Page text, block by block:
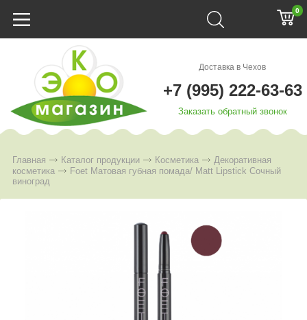
0
Доставка в Чехов
+7 (995) 222-63-63
Заказать обратный звонок
Главная Каталог продукции Косметика
Декоративная
косметика
Foet Матовая губная помада/ Matt Lipstick Сочный
виноград